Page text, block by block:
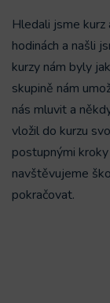
Hledali jsme
hodinách a našli
kurzy nám byly
skupině nám
nás mluvit a
vložil do kurzu
postupnými
navštěvujeme
pokračovat.